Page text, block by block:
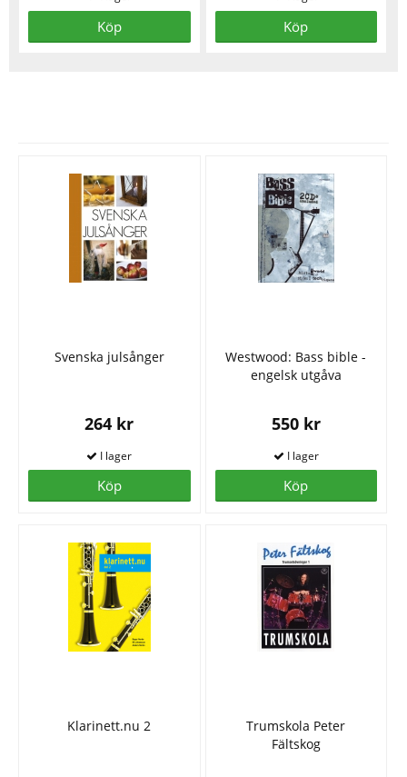
Köp Köp
Svenska julsånger
264 kr
Köp
Westwood: Bass bible -
engelsk utgåva
550 kr
Köp
Klarinett.nu 2
Trumskola Peter
Fältskog